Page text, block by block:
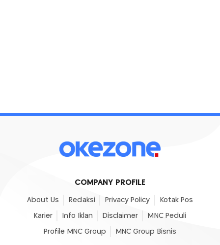
COMPANY PROFILE
About Us Redaksi Privacy Policy Kotak Pos
Karier Info Iklan Disclaimer MNC Peduli
Profile MNC Group MNC Group Bisnis